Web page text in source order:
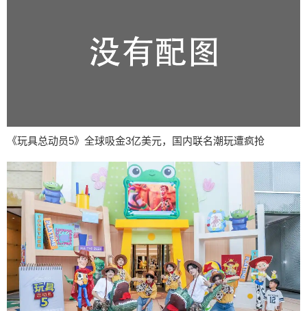
《玩具总动员5》全球吸金3亿美元，国内联名潮玩遭疯抢